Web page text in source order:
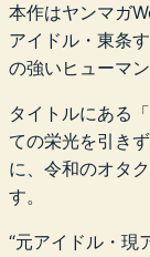
本作はヤンマガ
アイドル・東条
の強いヒューマン
タイトルにある
ての栄光を引き
に、令和のオタ
す。
“元アイドル・現